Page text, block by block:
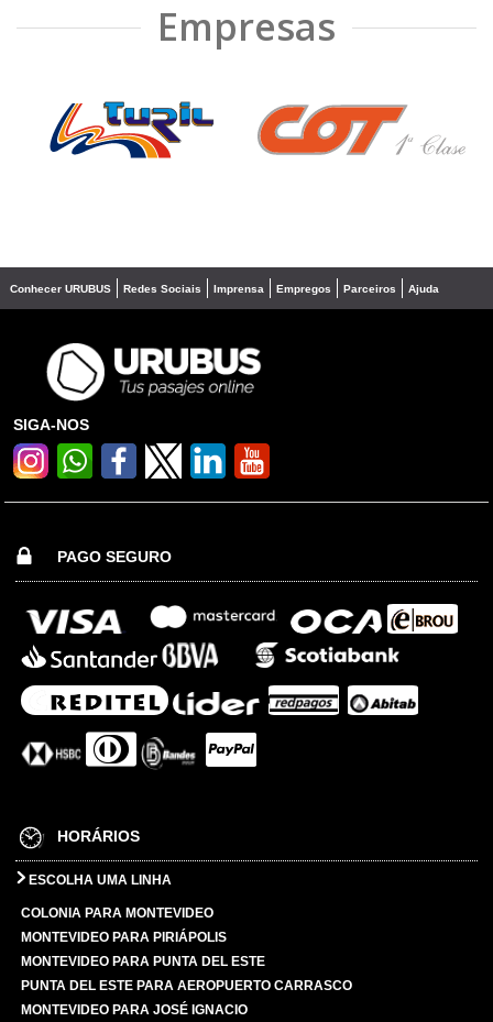
Empresas
❮ ❯
Conhecer URUBUS Redes Sociais Imprensa Empregos Parceiros Ajuda
SIGA-NOS
PAGO SEGURO
HORÁRIOS
ESCOLHA UMA LINHA
COLONIA PARA MONTEVIDEO
MONTEVIDEO PARA PIRIÁPOLIS
MONTEVIDEO PARA PUNTA DEL ESTE
PUNTA DEL ESTE PARA AEROPUERTO CARRASCO
MONTEVIDEO PARA JOSÉ IGNACIO